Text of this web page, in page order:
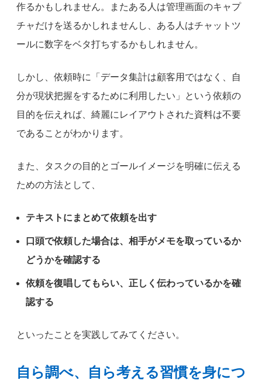
作るかもしれません。またある人は管理画面のキャプ
チャだけを送るかしれませんし、ある人はチャットツ
ールに数字をベタ打ちするかもしれません。
しかし、依頼時に「データ集計は顧客用ではなく、自
分が現状把握をするために利用したい」という依頼の
目的を伝えれば、綺麗にレイアウトされた資料は不要
であることがわかります。
また、タスクの目的とゴールイメージを明確に伝える
ための方法として、
テキストにまとめて依頼を出す
口頭で依頼した場合は、相手がメモを取っているか
どうかを確認する
依頼を復唱してもらい、正しく伝わっているかを確
認する
といったことを実践してみてください。
自ら調べ、自ら考える習慣を身につ